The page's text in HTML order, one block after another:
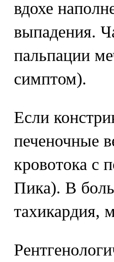
вдохе
выпадения.
пальпации
симптом).
Если
печеночные
кровотока с
Пика). В
тахикардия,